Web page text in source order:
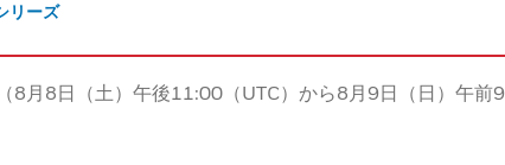
リーズ
月8日（土）午後11:00（UTC）から8月9日（日）午前